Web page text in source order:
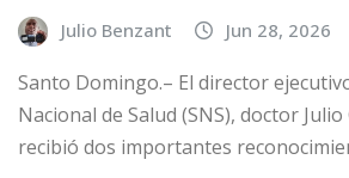
Julio Benzant Jun 28, 2026
Santo Domingo.– El director
Nacional de Salud (SNS), doctor
recibió dos importantes